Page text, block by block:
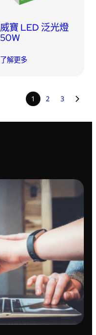
威寶 LED 泛光燈
50W
了解更多
1 2 3